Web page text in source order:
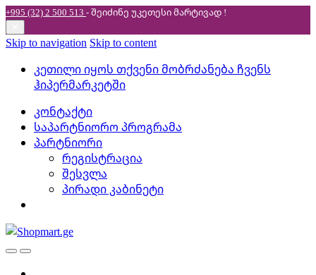
+995 (32) 2 500 513 - შეიძინე უკეთესიმარტივად !
Skip to navigation Skip to content
კეთილი იყოს თქვენი მობრძანება ჩვენს
ჰიპერმარკეტში
კონტაქტი
საპარტნიორო პროგრამა
პარტნიორი
რეგისტრაცია
შესვლა
პირადი კაბინეტი